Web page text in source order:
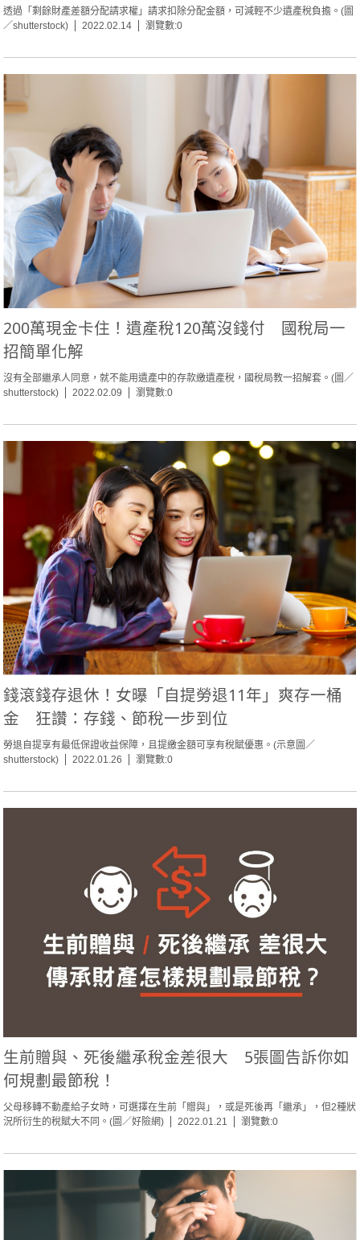
透過「剩餘財產差額分配請求權」請求扣除分配金額，可減輕不少遺產稅負擔。(圖
／shutterstock)
2022.02.14 瀏覽數:0
200萬現金卡住！遺產稅120萬沒錢付 國稅局一
招簡單化解
沒有全部繼承人同意，就不能用遺產中的存款繳遺產稅，國稅局教一招解套。(圖／
shutterstock)
2022.02.09 瀏覽數:0
錢滾錢存退休！女曝「自提勞退11年」爽存一桶
金 狂讚：存錢、節稅一步到位
勞退自提享有最低保證收益保障，且提繳金額可享有稅賦優惠。(示意圖／
shutterstock)
2022.01.26 瀏覽數:0
生前贈與、死後繼承稅金差很大 5張圖告訴你如
何規劃最節稅！
父母移轉不動產給子女時，可選擇在生前「贈與」，或是死後再「繼承」，但2種狀
況所衍生的稅賦大不同。(圖／好險網)
2022.01.21 瀏覽數:0